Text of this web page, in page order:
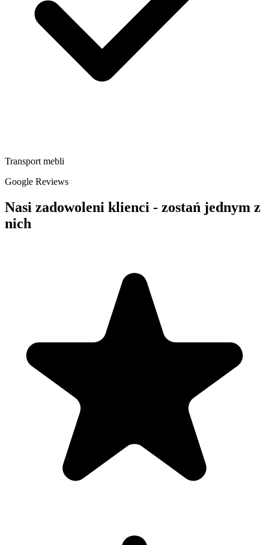
Transport mebli
Google Reviews
Nasi zadowoleni klienci - zostań jednym z
nich